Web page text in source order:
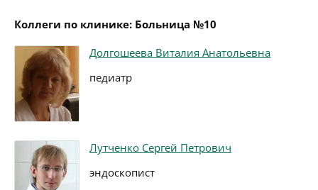
Коллеги по клинике: Больница №10
Долгошеева Виталия Анатольевна
педиатр
Лутченко Сергей Петрович
эндоскопист